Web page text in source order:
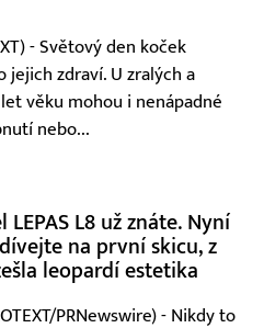
- Světový den koček
zdraví. U zralých a
věku mohou i nenápadné
nebo...
LEPAS L8 už znáte. Nyní
na první skicu, z
leopardí estetika
PRNewswire) - Nikdy to